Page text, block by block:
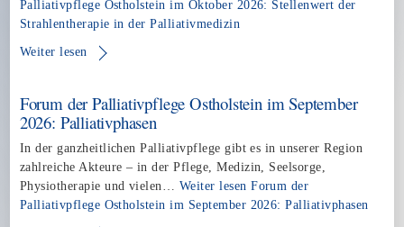
Palliativpflege Ostholstein im Oktober 2026: Stellenwert der
Strahlentherapie in der Palliativmedizin
Weiter lesen
Forum der Palliativpflege Ostholstein im September
2026: Palliativphasen
In der ganzheitlichen Palliativpflege gibt es in unserer Region
zahlreiche Akteure – in der Pflege, Medizin, Seelsorge,
Physiotherapie und vielen… Weiter lesen Forum der
Palliativpflege Ostholstein im September 2026: Palliativphasen